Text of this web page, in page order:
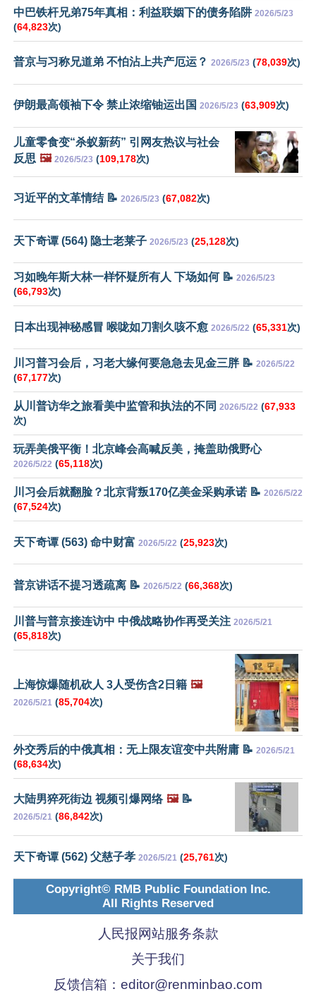
中巴铁杆兄弟75年真相：利益联姻下的债务陷阱 2026/5/23
(64,823次)
普京与习称兄道弟 不怕沾上共产厄运？ 2026/5/23 (78,039次)
伊朗最高领袖下令 禁止浓缩铀运出国 2026/5/23 (63,909次)
儿童零食变“杀蚁新药” 引网友热议与社会
反思 🖼️ 2026/5/23 (109,178次)
习近平的文革情结 📝 2026/5/23 (67,082次)
天下奇谭 (564) 隐士老莱子 2026/5/23 (25,128次)
习如晚年斯大林一样怀疑所有人 下场如何 📝 2026/5/23
(66,793次)
日本出现神秘感冒 喉咙如刀割久咳不愈 2026/5/22 (65,331次)
川习普习会后，习老大缘何要急急去见金三胖 📝 2026/5/22
(67,177次)
从川普访华之旅看美中监管和执法的不同 2026/5/22 (67,933
次)
玩弄美俄平衡！北京峰会高喊反美，掩盖助俄野心
2026/5/22 (65,118次)
川习会后就翻脸？北京背叛170亿美金采购承诺 📝 2026/5/22
(67,524次)
天下奇谭 (563) 命中财富 2026/5/22 (25,923次)
普京讲话不提习透疏离 📝 2026/5/22 (66,368次)
川普与普京接连访中 中俄战略协作再受关注 2026/5/21
(65,818次)
上海惊爆随机砍人 3人受伤含2日籍 🖼️
2026/5/21 (85,704次)
外交秀后的中俄真相：无上限友谊变中共附庸 📝 2026/5/21
(68,634次)
大陆男猝死街边 视频引爆网络 🖼️📝
2026/5/21 (86,842次)
天下奇谭 (562) 父慈子孝 2026/5/21 (25,761次)
Copyright© RMB Public Foundation Inc.
All Rights Reserved
人民报网站服务条款
关于我们
反馈信箱： editor@renminbao.com